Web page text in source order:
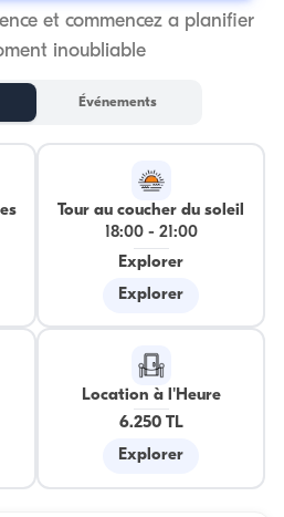
et commencez a planifier
inoubliable
Événements
Tour au coucher du soleil
18:00- 21:00
Explorer
Explorer
Location à l'Heure
6.250 TL
Explorer